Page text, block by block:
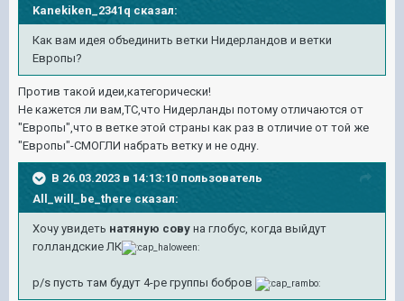
Kanekiken_2341q сказал:
Как вам идея объединить ветки Нидерландов и ветки
Европы?
Против такой идеи,категорически!
Не кажется ли вам,ТС,что Нидерланды потому отличаются от
"Европы",что в ветке этой страны как раз в отличие от той же
"Европы"-СМОГЛИ набрать ветку и не одну.
В 26.03.2023 в 14:13:10 пользователь
All_will_be_thereсказал:
Хочу увидеть натяную сову на глобус, когда выйдут
голландские ЛК
p/s пусть там будут 4-ре группы бобров